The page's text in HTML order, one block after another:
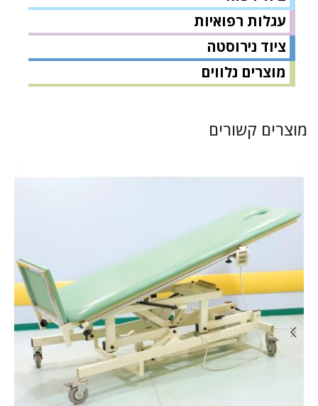
עגלות רפואיות
ציוד נירוסטה
מוצרים נלווים
מוצרים קשורים